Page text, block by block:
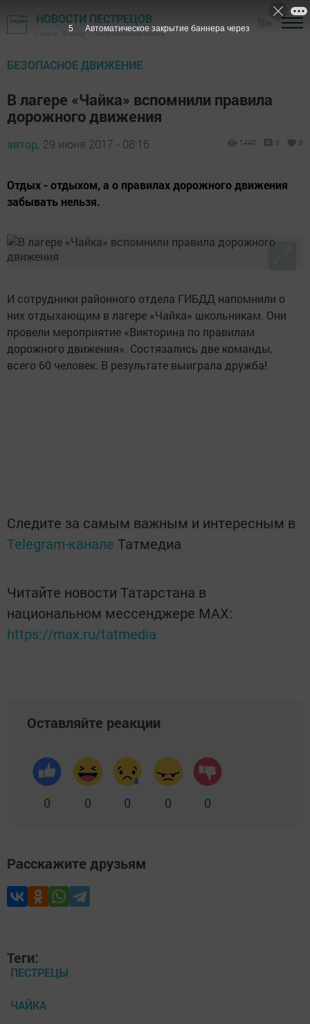
НОВОСТИ ПЕСТРЕЦОВ
Газета "Вперед" - Пестречинский район
БЕЗОПАСНОЕ ДВИЖЕНИЕ
В лагере «Чайка» вспомнили правила
дорожного движения
автор, 29 июня 2017 - 08:16 1440 0 0
Отдых - отдыхом, а о правилах дорожного движения
забывать нельзя.
И сотрудники районного отдела ГИБДД напомнили о
них отдыхающим в лагере «Чайка» школьникам. Они
провели мероприятие «Викторина по правилам
дорожного движения». Состязались две команды,
всего 60 человек. В результате выиграла дружба!
Следите за самым важным и интересным в
Telegram-канале Татмедиа
Читайте новости Татарстана в
национальном мессенджере MАХ:
https://max.ru/tatmedia
Оставляйте реакции
0 0 0 0 0
Расскажите друзьям
Теги:
ПЕСТРЕЦЫ
ЧАЙКА
4 Автоматическое закрытие баннера через